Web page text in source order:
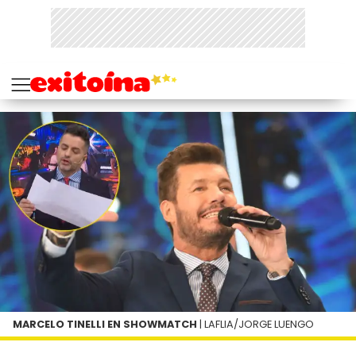
MARCELO TINELLI EN SHOWMATCH | LAFLIA/JORGE LUENGO